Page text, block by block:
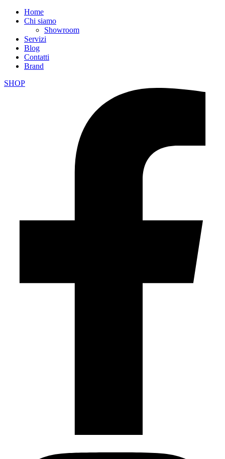
Home
Chi siamo
Showroom
Servizi
Blog
Contatti
Brand
SHOP